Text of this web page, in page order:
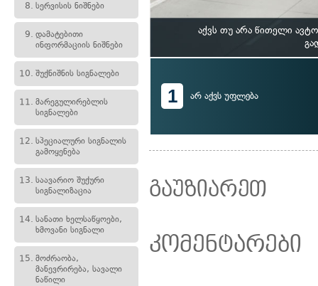
8. სერვისის ნიშნები
9. დამატებითი
ინფორმაციის ნიშნები
10. შუქნიშნის სიგნალები
11. მარეგულირებლის
სიგნალები
12. სპეციალური სიგნალის
გამოყენება
13. საავარიო შუქური
სიგნალიზაცია
14. სანათი ხელსაწყოები,
ხმოვანი სიგნალი
15. მოძრაობა,
მანევრირება, სავალი
ნაწილი
აქვს თუ არა წითელი
1 არ აქვს უფლება
გაუზიარეთ
კომენტარები